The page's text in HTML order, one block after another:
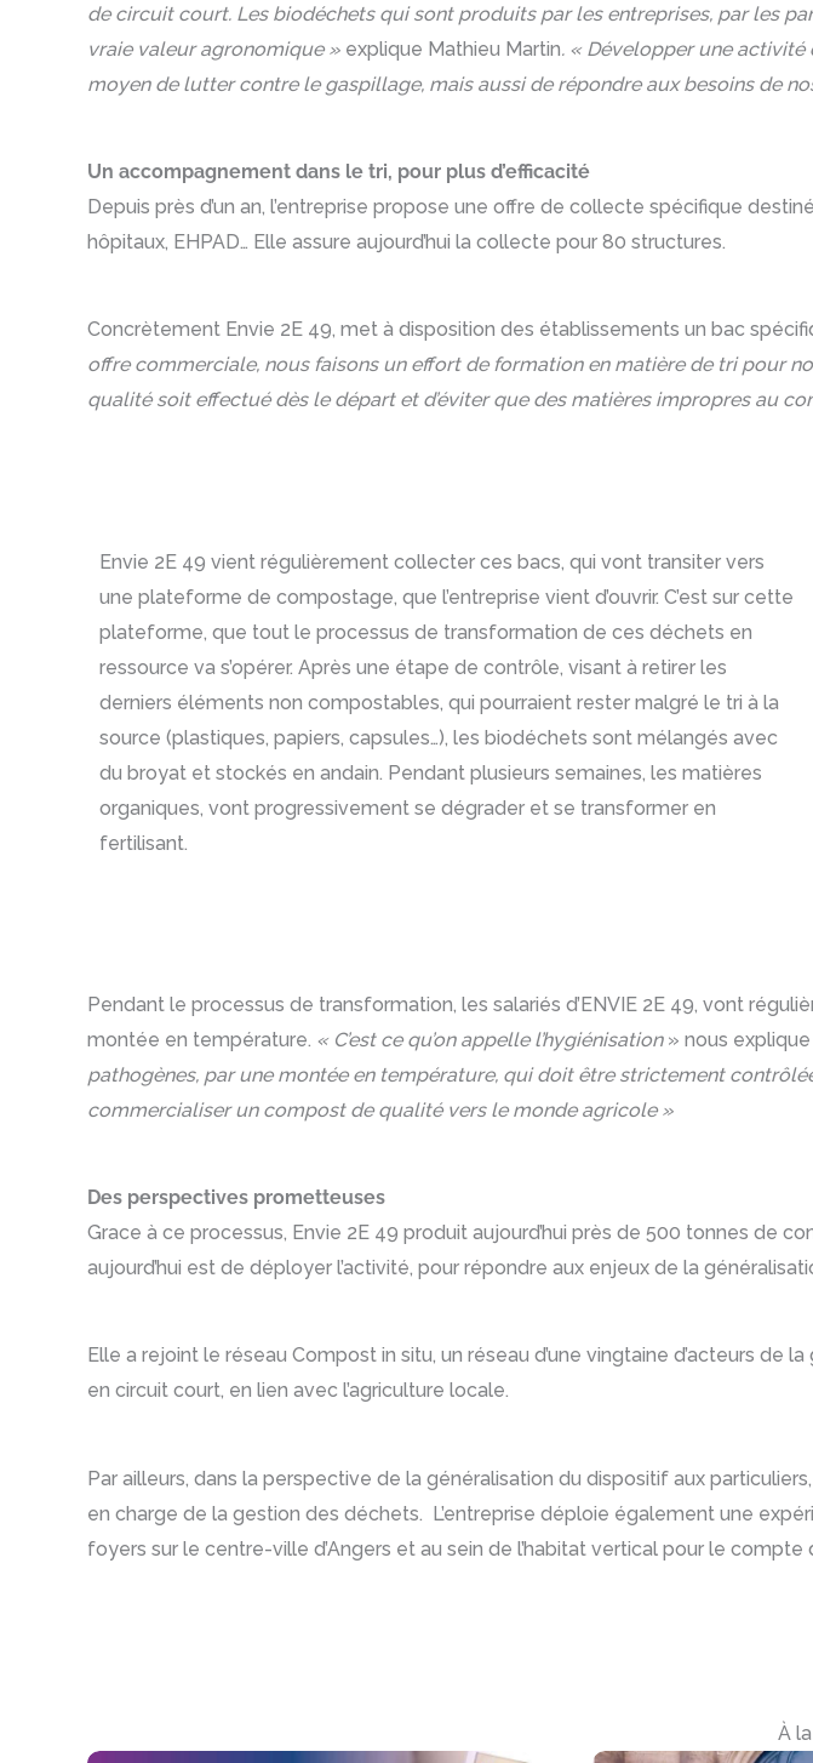
de circuit court. Les biodéchets qui sont produits par les entreprises, par les
vraie valeur agronomique » explique Mathieu Martin. « Développer une
moyen de lutter contre le gaspillage, mais aussi de répondre aux besoins de
Un accompagnement dans le tri, pour plus d’efficacité
Depuis près d’un an, l’entreprise propose une offre de collecte spécifique
hôpitaux, EHPAD… Elle assure aujourd’hui la collecte pour 80 structures.
Concrètement Envie 2E 49, met à disposition des établissements un bac
offre commerciale, nous faisons un effort de formation en matière de tri pour
qualité soit effectué dès le départ et d’éviter que des matières impropres au
Envie 2E 49 vient régulièrement collecter ces bacs, qui vont transiter vers
une plateforme de compostage, que l’entreprise vient d’ouvrir. C’est sur cette
plateforme, que tout le processus de transformation de ces déchets en
ressource va s’opérer. Après une étape de contrôle, visant à retirer les
derniers éléments non compostables, qui pourraient rester malgré le tri à la
source (plastiques, papiers, capsules…), les biodéchets sont mélangés avec
du broyat et stockés en andain. Pendant plusieurs semaines, les matières
organiques, vont progressivement se dégrader et se transformer en
fertilisant.
Pendant le processus de transformation, les salariés d’ENVIE 2E 49, vont
montée en température. « C’est ce qu’on appelle l’hygiénisation » nous
pathogènes, par une montée en température, qui doit être strictement
commercialiser un compost de qualité vers le monde agricole »
Des perspectives prometteuses
Grace à ce processus, Envie 2E 49 produit aujourd’hui près de 500 tonnes de
aujourd’hui est de déployer l’activité, pour répondre aux enjeux de la
Elle a rejoint le réseau Compost in situ, un réseau d’une vingtaine d’acteurs
en circuit court, en lien avec l’agriculture locale.
Par ailleurs, dans la perspective de la généralisation du dispositif aux
en charge de la gestion des déchets. L’entreprise déploie également une
foyers sur le centre-ville d’Angers et au sein de l’habitat vertical pour le compte
À